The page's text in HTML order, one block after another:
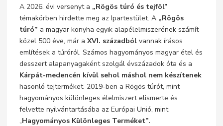
A 2026. évi versenyt a „Rögös túró és tejföl”
témakörben hirdette meg az Ipartestület. A „Rögös
túró” a magyar konyha egyik alapélelmiszerének számít
közel 500 éve, már aXVI. századból vannak írásos
említések a túróról. Számos hagyományos magyar étel és
desszert alapanyagaként szolgál évszázadok óta és a
Kárpát-medencén kívül sehol máshol nem készítenek
hasonló tejterméket. 2019-ben a Rögös túrót, mint
hagyományos különleges élelmiszert elismerte és
felvette nyilvántartásába az Európai Unió, mint
„Hagyományos Különleges Terméket”.